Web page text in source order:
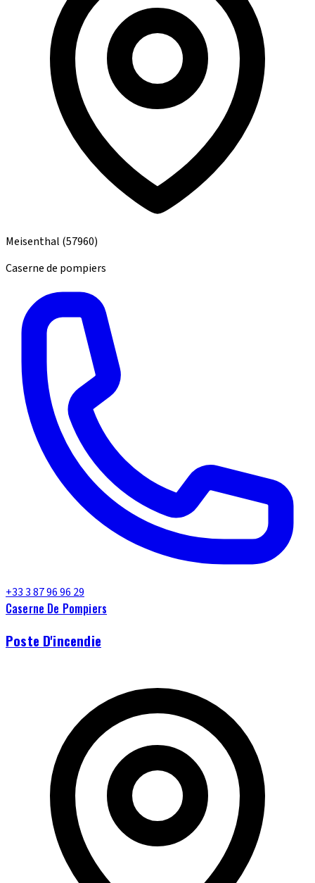
Meisenthal (57960)
Caserne de pompiers
+33 3 87 96 96 29
Caserne De Pompiers
Poste D'incendie